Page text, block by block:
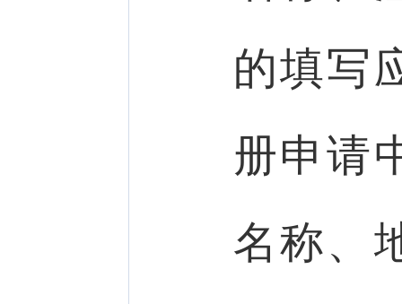
的填写
册申请
名称、